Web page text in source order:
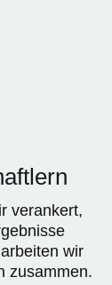
verankert,
wir
zusammen.